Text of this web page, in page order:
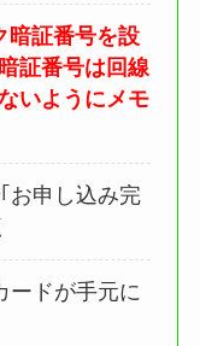
暗証番号を設
証番号は回線
いようにメモ
お申し込み完
ードが手元に